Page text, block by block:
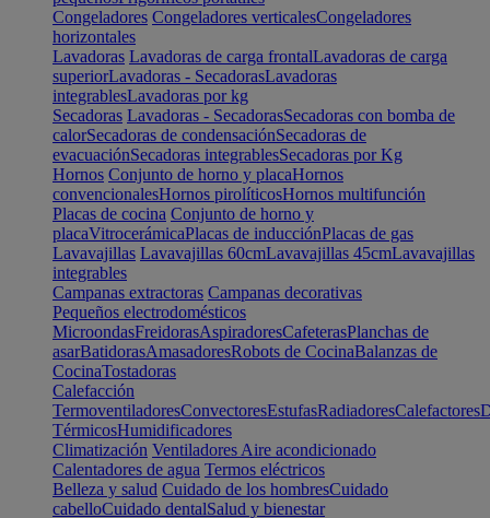
Congeladores Congeladores verticalesCongeladores
horizontales
Lavadoras Lavadoras de carga frontalLavadoras de carga
superiorLavadoras - SecadorasLavadoras
integrablesLavadoras por kg
Secadoras Lavadoras - SecadorasSecadoras con bomba de
calorSecadoras de condensaciónSecadoras de
evacuaciónSecadoras integrablesSecadoras por Kg
Hornos Conjunto de horno y placaHornos
convencionalesHornos pirolíticosHornos multifunción
Placas de cocina Conjunto de horno y
placaVitrocerámicaPlacas de inducciónPlacas de gas
Lavavajillas Lavavajillas 60cmLavavajillas 45cmLavavajillas
integrables
Campanas extractoras Campanas decorativas
Pequeños electrodomésticos
MicroondasFreidorasAspiradoresCafeterasPlanchas de
asarBatidorasAmasadoresRobots de CocinaBalanzas de
CocinaTostadoras
Calefacción
TermoventiladoresConvectoresEstufasRadiadoresCalefactores
TérmicosHumidificadores
Climatización Ventiladores Aire acondicionado
Calentadores de agua Termos eléctricos
Belleza y salud Cuidado de los hombresCuidado
cabelloCuidado dentalSalud y bienestar